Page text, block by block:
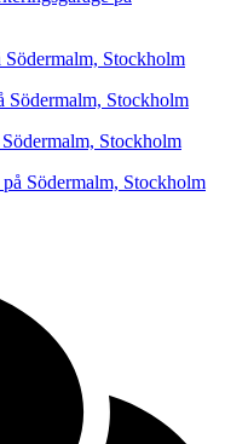
Stockholm
Södermalm, Stockholm
Stockholm
Södermalm, Stockholm